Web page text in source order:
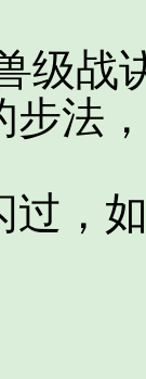
战
步法
，如